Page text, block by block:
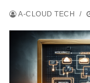
A-CLOUD TECH /